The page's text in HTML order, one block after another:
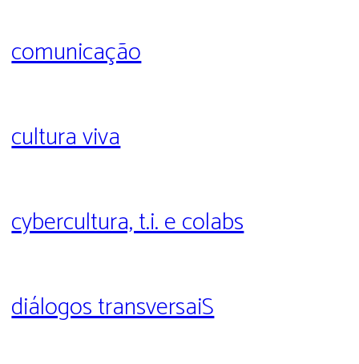
comunicação
cultura viva
cybercultura, t.i. e colabs
diálogos transversaiS